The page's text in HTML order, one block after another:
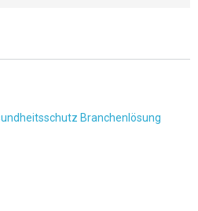
Branchenlösung